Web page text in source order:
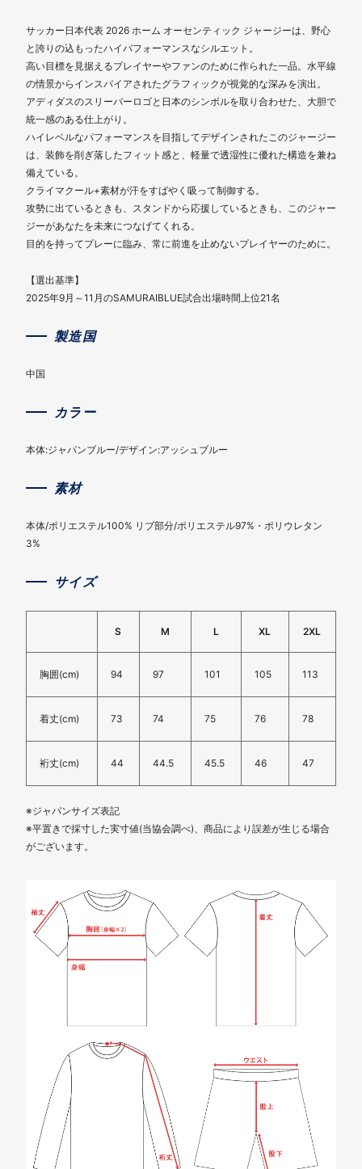
サッカー日本代表 2026 ホーム オーセンティック ジャージーは、野心
と誇りの込もったハイパフォーマンスなシルエット。
高い目標を見据えるプレイヤーやファンのために作られた一品。水平線
の情景からインスパイアされたグラフィックが視覚的な深みを演出。
アディダスのスリーバーロゴと日本のシンボルを取り合わせた、大胆で
統一感のある仕上がり。
ハイレベルなパフォーマンスを目指してデザインされたこのジャージー
は、装飾を削ぎ落したフィット感と、軽量で透湿性に優れた構造を兼ね
備えている。
クライマクール+素材が汗をすばやく吸って制御する。
攻勢に出ているときも、スタンドから応援しているときも、このジャー
ジーがあなたを未来につなげてくれる。
目的を持ってプレーに臨み、常に前進を止めないプレイヤーのために。
【選出基準】
2025年9月～11月のSAMURAIBLUE試合出場時間上位21名
製造国
中国
カラー
本体:ジャパンブルー/デザイン:アッシュブルー
素材
本体/ポリエステル100% リブ部分/ポリエステル97%・ポリウレタン
3%
サイズ
S M L XL 2XL
胸囲(cm) 94 97 101 105 113
着丈(cm) 73 74 75 76 78
裄丈(cm) 44 44.5 45.5 46 47
※ジャパンサイズ表記
※平置きで採寸した実寸値(当協会調べ)、商品により誤差が生じる場合
がございます。